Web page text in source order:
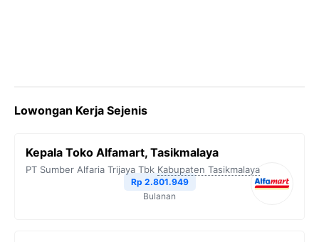
Lowongan Kerja Sejenis
Kepala Toko Alfamart, Tasikmalaya
PT Sumber Alfaria Trijaya Tbk Kabupaten Tasikmalaya
Rp 2.801.949
Bulanan